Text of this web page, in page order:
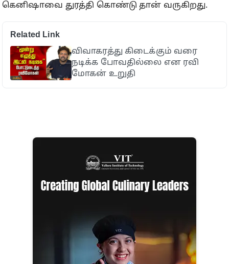
கெனிஷாவை துரத்தி கொண்டு தான் வருகிறது.
Related Link
விவாகரத்து கிடைக்கும் வரை
நடிக்க போவதில்லை என ரவி
மோகன் உறுதி